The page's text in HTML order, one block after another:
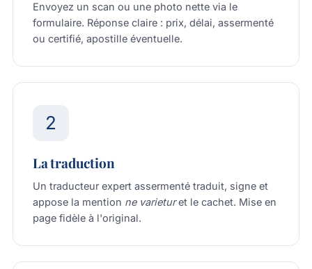
Envoyez un scan ou une photo nette via le
formulaire. Réponse claire : prix, délai, assermenté
ou certifié, apostille éventuelle.
2
La traduction
Un traducteur expert assermenté traduit, signe et
appose la mention ne varieturet le cachet. Mise en
page fidèle à l'original.